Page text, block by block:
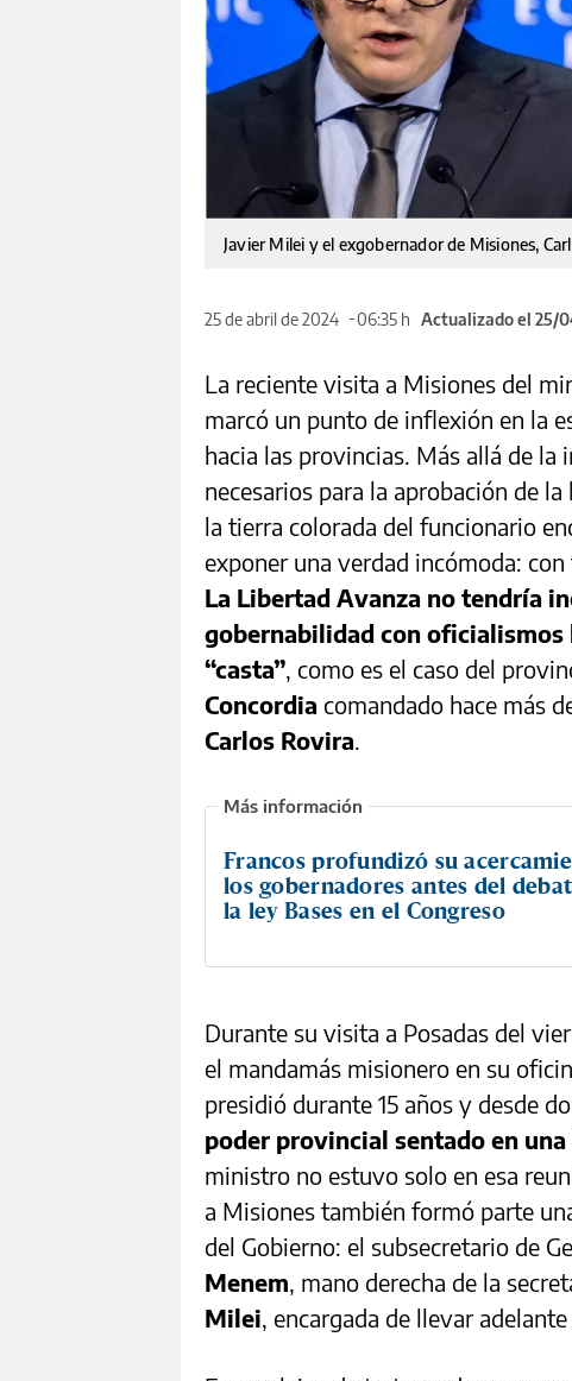
Javier Milei y el exgobernador de Misiones,
25 de abril de 2024 06:35 h Actualizado el 25/
La reciente visita a Misiones del
marcó un punto de inflexión en la
hacia las provincias. Más allá de
necesarios para la aprobación de
la tierra colorada del funcionario
exponer una verdad incómoda:
La Libertad Avanza no tendría
gobernabilidad con oficialismos
“casta”, como es el caso del
Concordia comandado hace más
Carlos Rovira.
Francos profundizó su
los gobernadores antes del
la ley Bases en el Congreso
Durante su visita a Posadas del
el mandamás misionero en su
presidió durante 15 años y desde
poder provincial sentado en
ministro no estuvo solo en esa
a Misiones también formó parte
del Gobierno: el subsecretario de
Menem, mano derecha de la
Milei, encargada de llevar